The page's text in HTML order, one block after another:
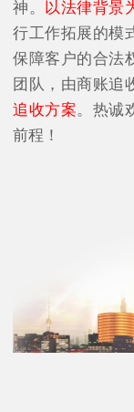
神。
以法律背景
行工作拓展的模
保障客户的合法
团队，由商账追
追收方案。热诚
前程！